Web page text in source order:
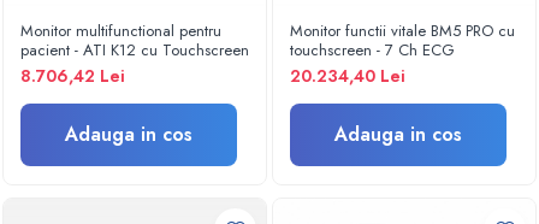
Filtre antibacteriene si antivirale
Garouri
Ochelari de protectie
Gel ECO
Cabluri EKG (10 fire)
Monitor multifunctional pentru
pacient - ATI K12 cu Touchscreen
8.706,42 Lei
Adauga in cos
Monitor functii vitale BM5 PRO cu
touchscreen - 7 Ch ECG
20.234,40 Lei
Adauga in cos